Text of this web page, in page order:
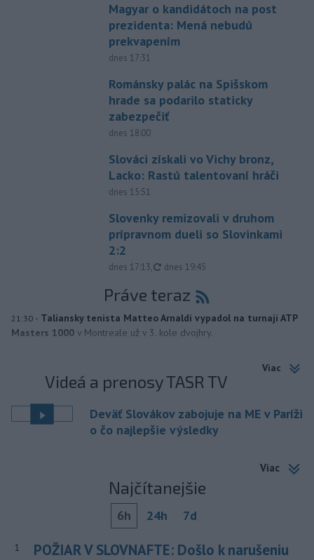
Magyar o kandidátoch na post
prezidenta: Mená nebudú
prekvapením
dnes 17:31
Románsky palác na Spišskom
hrade sa podarilo staticky
zabezpečiť
dnes 18:00
Slováci získali vo Vichy bronz,
Lacko: Rastú talentovaní hráči
dnes 15:51
Slovenky remizovali v druhom
prípravnom dueli so Slovinkami
2:2
dnes 17:13, aktualizované
dnes 19:45
Práve teraz
21:30 - Taliansky tenista Matteo Arnaldi vypadol na turnaji ATP
Masters 1000 v Montreale už v 3. kole dvojhry.
Viac
Videá a prenosy TASR TV
Deväť Slovákov zabojuje na ME v Paríži
o čo najlepšie výsledky
Viac
Najčítanejšie
6h 24h 7d
1
POŽIAR V SLOVNAFTE: Došlo k narušeniu